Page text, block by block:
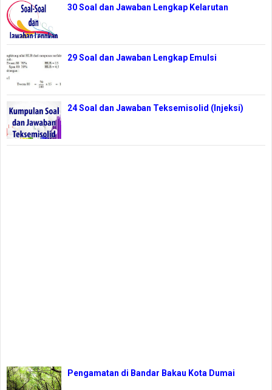
30 Soal dan Jawaban Lengkap Kelarutan
29 Soal dan Jawaban Lengkap Emulsi
24 Soal dan Jawaban Teksemisolid (Injeksi)
Pengamatan di Bandar Bakau Kota Dumai